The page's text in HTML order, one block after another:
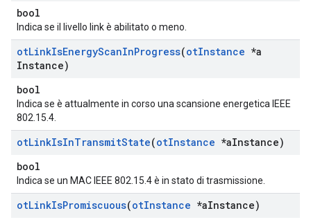
bool
Indica se il livello link è abilitato o meno.
otLinkIsEnergyScanInProgress(otInstance *a
Instance)
bool
Indica se è attualmente in corso una scansione energetica IEEE
802.15.4.
otLinkIsInTransmitState(otInstance *aInstance)
bool
Indica se un MAC IEEE 802.15.4 è in stato di trasmissione.
otLinkIsPromiscuous(otInstance *aInstance)